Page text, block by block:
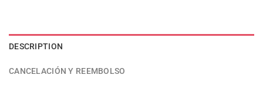
DESCRIPTION
CANCELACIÓN Y REEMBOLSO